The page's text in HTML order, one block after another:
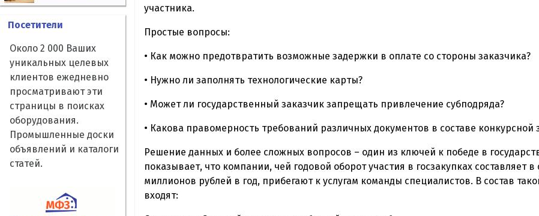
Посетители
Около 2 000 Ваших
уникальных целевых
клиентов ежедневно
просматривают эти
страницы в поисках
оборудования.
Промышленные доски
объявлений и каталоги
статей.
участника.
Простые вопросы:
• Как можно предотвратить возможные задержки в оплате со стороны заказчика?
• Нужно ли заполнять технологические карты?
• Может ли государственный заказчик запрещать привлечение субподряда?
• Какова правомерность требований различных документов в составе конкурсной
Решение данных и более сложных вопросов – один из ключей к победе в
показывает, что компании, чей годовой оборот участия в госзакупках составляет
миллионов рублей в год, прибегают к услугам команды специалистов. В состав
входят: